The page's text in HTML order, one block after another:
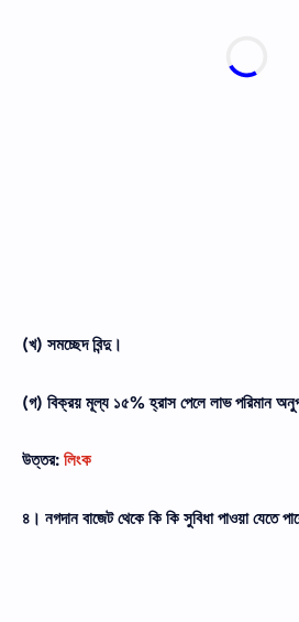
(খ) সমচ্ছেদ বিন্দু।
(গ) বিক্রয় মূল্য ১৫% হ্রাস পেলে লাভ পরিমান
উত্তর: লিংক
৪। নগদান বাজেট থেকে কি কি সুবিধা পাওয়া যেতে